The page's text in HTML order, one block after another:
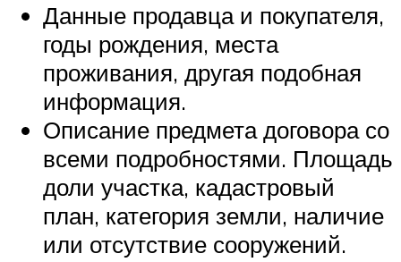
Данные продавца и покупателя,
годы рождения, места
проживания, другая подобная
информация.
Описание предмета договора со
всеми подробностями. Площадь
доли участка, кадастровый
план, категория земли, наличие
или отсутствие сооружений.